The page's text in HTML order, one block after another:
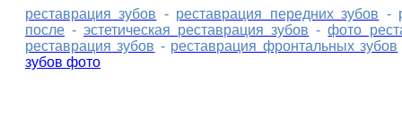
реставрация зубов - реставрация передних зубов -
после - эстетическая реставрация зубов - фото
реставрация зубов - реставрация фронтальных зубов
зубов фото